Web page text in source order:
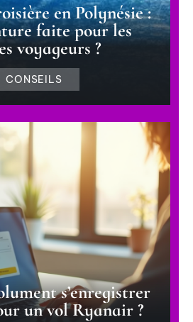
en Polynésie :
faite pour les
voyageurs ?
CONSEILS
s’enregistrer
un vol Ryanair ?